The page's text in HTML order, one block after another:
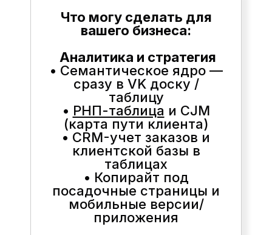
Что могу сделать для
вашего бизнеса:
Аналитика и стратегия
• Семантическое ядро —
сразу в VK доску /
таблицу
• РНП-таблица и CJM
(карта пути клиента)
• CRM-учет заказов и
клиентской базы в
таблицах
• Копирайт под
посадочные страницы и
мобильные версии/
приложения